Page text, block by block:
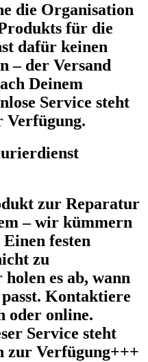
die Organisation
für die
dafür keinen
– der Versand
Deinem
Service steht
zur Reparatur
– wir kümmern
festen
zu
es ab, wann
Kontaktiere
oder online.
Service steht
zur Verfügung+++